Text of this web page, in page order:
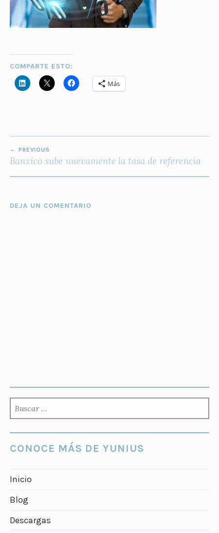
COMPARTE ESTO:
Más
DE
PREVIOUS
Banxico sube nuevamente la tasa de referencia
DEJA UN COMENTARIO
CONOCE MÁS DE YUNIUS
Inicio
Blog
Descargas